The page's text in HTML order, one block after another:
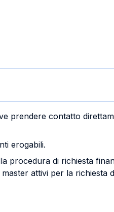
prendere contatto
erogabili.
procedura di richiesta
attivi per la richiesta